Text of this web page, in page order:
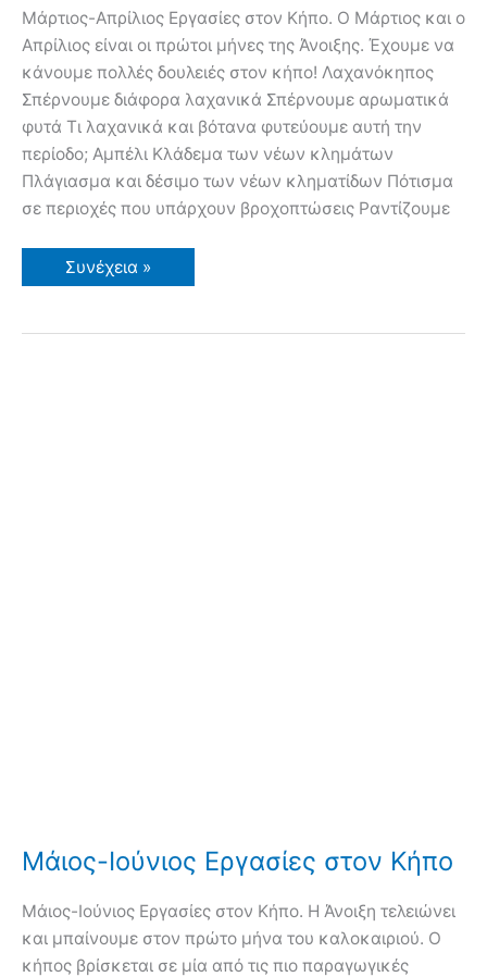
Μάρτιος-Απρίλιος Εργασίες στον Κήπο. Ο Μάρτιος και ο
Απρίλιος είναι οι πρώτοι μήνες της Άνοιξης. Έχουμε να
κάνουμε πολλές δουλειές στον κήπο! Λαχανόκηπος
Σπέρνουμε διάφορα λαχανικά Σπέρνουμε αρωματικά
φυτά Τι λαχανικά και βότανα φυτεύουμε αυτή την
περίοδο; Αμπέλι Κλάδεμα των νέων κλημάτων
Πλάγιασμα και δέσιμο των νέων κληματίδων Πότισμα
σε περιοχές που υπάρχουν βροχοπτώσεις Ραντίζουμε
Μάρτιος-
Απρίλιος
Κήπο
Συνέχεια »
Μάιος-Ιούνιος Εργασίες στον Κήπο
Μάιος-Ιούνιος Εργασίες στον Κήπο. Η Άνοιξη τελειώνει
και μπαίνουμε στον πρώτο μήνα του καλοκαιριού. Ο
κήπος βρίσκεται σε μία από τις πιο παραγωγικές